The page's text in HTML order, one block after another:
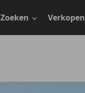
Zoeken Verkopen